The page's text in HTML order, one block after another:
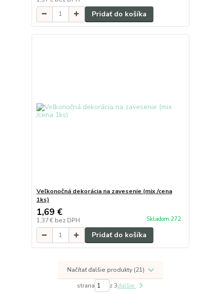
Pridať do košíka
Veľkonočná dekorácia na zavesenie (mix /cena
1ks)
1,69 €
1,37 € bez DPH Skladom 272
Pridať do košíka
Načítať ďalšie produkty (21)
strana z 3ďalšie